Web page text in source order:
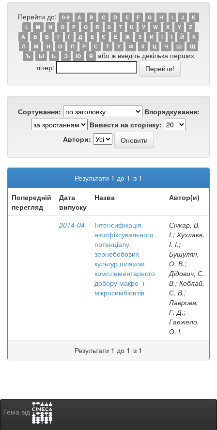
Перейти до: 0-9 A B C D E F G H I J
K
L
M N O P Q R S T U V W X Y
Z
А
Б В Г Ґ Д Е Є Ё Ж З И І Ї Й
К
Л
М Н О П Р С Т У Ф Х Ц Ч Ш
Щ
Ъ
Ы Ь Э Ю Я
або ж введіть декілька перших
літер:
Сортування:
Впорядкування:
Вивести на сторінку:
Автори:
Результати 1 до 1 із 1
Попередній
перегляд
Дата
випуску
Назва Автор(и)
2014-04
Інтенсифікація
азотфіксувального
потенціалу
зернобобових
культур шляхом
комплементарного
добору макро- і
мікросимбіонтів
Січкар, В.
І.; Хухлаєв,
І. І.;
Бушулян,
О. В.;
Дідович, С.
В.; Коблай,
С. В.;
Лаврова,
Г. Д.;
Гаежело,
О. І.
Результати 1 до 1 із 1
Тема від